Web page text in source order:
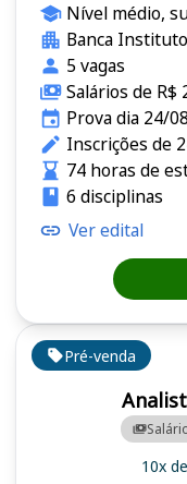
Pré-venda
10x de
Nível médio,
Banca
5 vagas
Salários de R$
Prova dia 24/
Inscrições de
74 horas de
6 disciplinas
Ver edital